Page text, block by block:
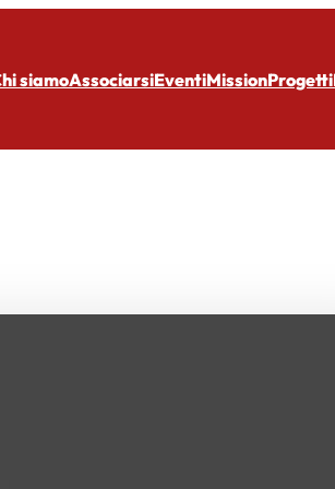
siamoAssociarsiEventiMissionProgetti